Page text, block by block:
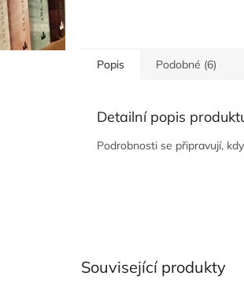
Popis Podobné (6)
Detailní popis
Podrobnosti se připravují,
Související produkty